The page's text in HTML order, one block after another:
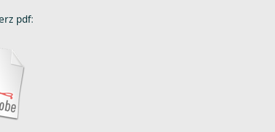
pdf: